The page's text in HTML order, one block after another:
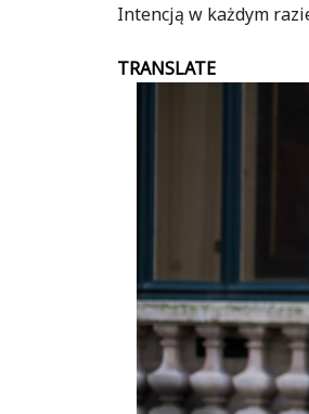
Intencją w każdym
TRANSLATE